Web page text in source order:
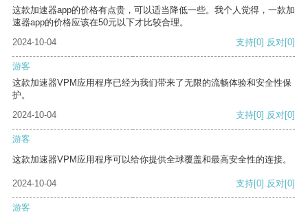
这款加速器app的价格有点贵，可以适当降低一些。我个人觉得，一款加
速器app的价格应该在50元以下才比较合理。
2024-10-04
支持[0] 反对[0]
游客
这款加速器VPM应用程序已经为我们带来了无限的流畅体验和安全性保
护。
2024-10-04
支持[0] 反对[0]
游客
这款加速器VPM应用程序可以给你提供全球覆盖和最高安全性的连接。
2024-10-04 支持[0] 反对[0]
游客